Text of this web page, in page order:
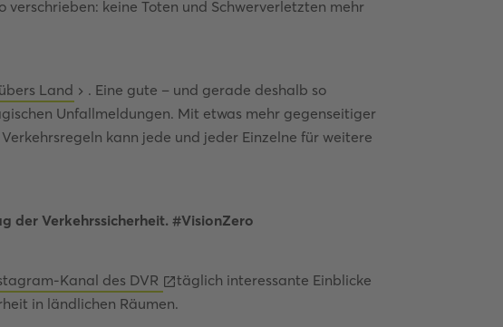
verschrieben: keine Toten und Schwerverletzten mehr
Land
. Eine gute – und gerade deshalb so
Unfallmeldungen. Mit etwas mehr gegenseitiger
kann jede und jeder Einzelne für weitere
der Verkehrssicherheit. #VisionZero
Kanal des DVR
täglich interessante Einblicke
in ländlichen Räumen.